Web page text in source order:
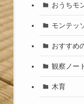
おうちモ
モンテッ
おすすめ
観察ノー
木育